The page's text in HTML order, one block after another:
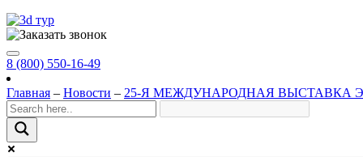
8 (800) 550-16-49
Главная – Новости – 25-Я МЕЖДУНАРОДНАЯ ВЫСТАВКА